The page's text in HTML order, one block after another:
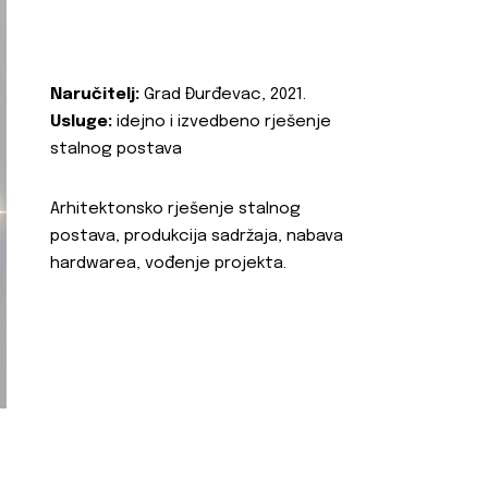
Naručitelj: Grad Đurđevac, 2021.
Usluge: idejno i izvedbeno rješenje
stalnog postava
Arhitektonsko rješenje stalnog
postava, produkcija sadržaja, nabava
hardwarea, vođenje projekta.